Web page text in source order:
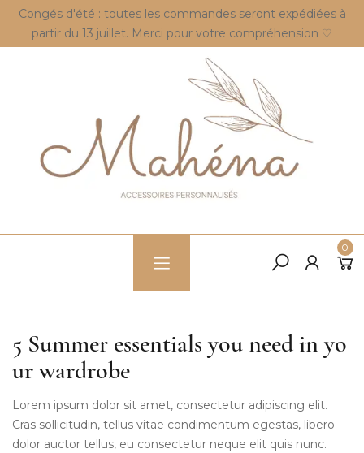
Congés d'été : toutes les commandes seront expédiées à
partir du 13 juillet. Merci pour votre compréhension ♡
0
5 Summer essentials you need in yo
ur wardrobe
Lorem ipsum dolor sit amet, consectetur adipiscing elit.
Cras sollicitudin, tellus vitae condimentum egestas, libero
dolor auctor tellus, eu consectetur neque elit quis nunc.